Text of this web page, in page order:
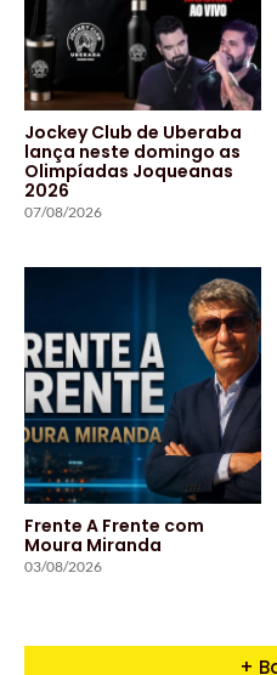
Jockey Club de Uberaba
lança neste domingo as
Olimpíadas Joqueanas
2026
07/08/2026
Frente A Frente com
Moura Miranda
03/08/2026
+